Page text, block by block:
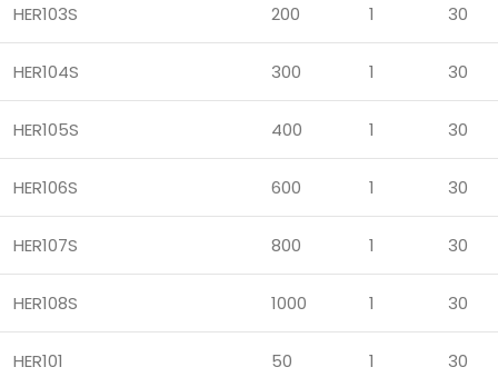
HER103S 200 1 30
HER104S 300 1 30
HER105S 400 1 30
HER106S 600 1 30
HER107S 800 1 30
HER108S 1000 1 30
HER101 50 1 30